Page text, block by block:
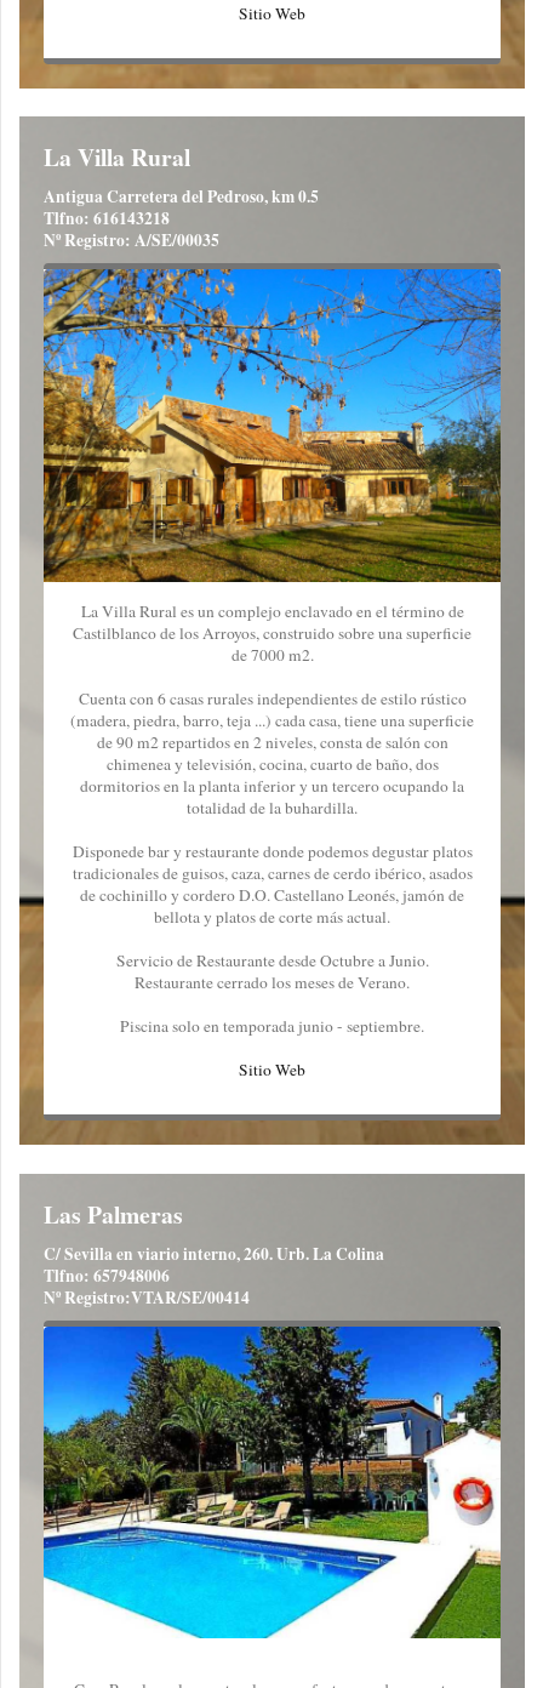
Sitio Web
La Villa Rural
Antigua Carretera del Pedroso, km 0.5
Tlfno: 616143218
Nº Registro: A/SE/00035
La Villa Rural es un complejo enclavado en el término de
Castilblanco de los Arroyos, construido sobre una superficie
de 7000 m2.
Cuenta con 6 casas rurales independientes de estilo rústico
(madera, piedra, barro, teja ...) cada casa, tiene una superficie
de 90 m2 repartidos en 2 niveles, consta de salón con
chimenea y televisión, cocina, cuarto de baño, dos
dormitorios en la planta inferior y un tercero ocupando la
totalidad de la buhardilla.
Disponede bar y restaurante donde podemos degustar platos
tradicionales de guisos, caza, carnes de cerdo ibérico, asados
de cochinillo y cordero D.O. Castellano Leonés, jamón de
bellota y platos de corte más actual.
Servicio de Restaurante desde Octubre a Junio.
Restaurante cerrado los meses de Verano.
Piscina solo en temporada junio - septiembre.
Sitio Web
Las Palmeras
C/ Sevilla en viario interno, 260. Urb. La Colina
Tlfno: 657948006
Nº Registro:VTAR/SE/00414